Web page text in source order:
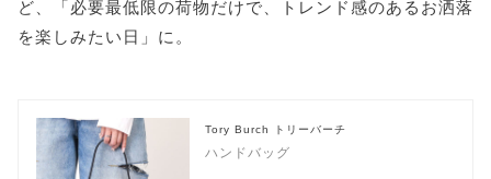
ど、「必要最低限の荷物だけで、トレンド感のあるお洒落
を楽しみたい日」に。
Tory Burch トリーバーチ
ハンドバッグ